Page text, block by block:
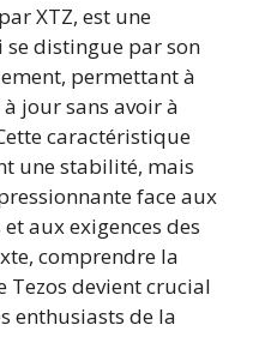
XTZ, est une
distingue par son
permettant à
jour sans avoir à
caractéristique
une stabilité, mais
face aux
aux exigences des
comprendre la
devient crucial
enthusiasts de la